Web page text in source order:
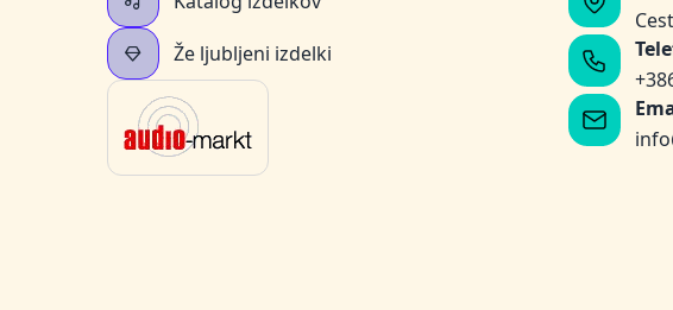
Že ljubljeni izdelki